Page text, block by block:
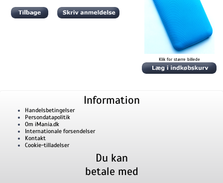
Klik for større billede
Information
Handelsbetingelser
Persondatapolitik
Om iMania.dk
Internationale forsendelser
Kontakt
Cookie-tilladelser
Du kan
betale med